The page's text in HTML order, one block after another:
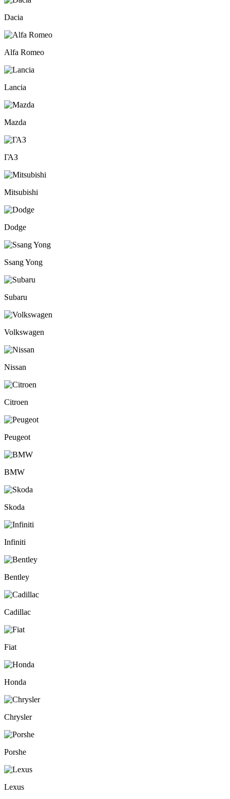
Dacia
Alfa Romeo
Lancia
Mazda
ГАЗ
Mitsubishi
Dodge
Ssang Yong
Subaru
Volkswagen
Nissan
Citroen
Peugeot
BMW
Skoda
Infiniti
Bentley
Cadillac
Fiat
Honda
Chrysler
Porshe
Lexus